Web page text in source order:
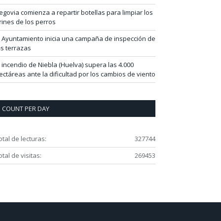
comienza a repartir botellas para limpiar los
de los perros
Ayuntamiento inicia una campaña de inspección de
terrazas
incendio de Niebla (Huelva) supera las 4.000
ante la dificultad por los cambios de viento
COUNT PER DAY
327744
de lecturas:
269453
de visitas: